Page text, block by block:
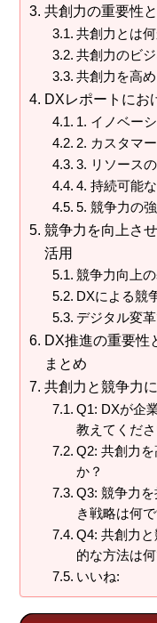
共創力の重要性
共創力とは何
共創力のビ
共創力を高
DXレポートにお
1. イノベー
2. カスタマ
3. リソース
4. 持続可能
5. 競争力の
競争力を向上さ
活用
競争力向上
DXによる競
デジタル変
DX推進の重要性
まとめ
共創力と競争力
Q1: DXが企
教えてくださ
Q2: 共創力
か？
Q3: 競争力
き戦略は何
Q4: 共創力
的な方法は
いいね: